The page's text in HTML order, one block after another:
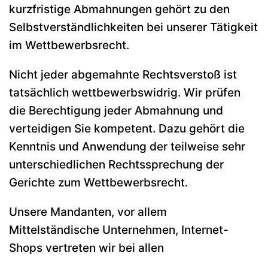
kurzfristige Abmahnungen gehört zu den
Selbstverständlichkeiten bei unserer Tätigkeit
im Wettbewerbsrecht.
Nicht jeder abgemahnte Rechtsverstoß ist
tatsächlich wettbewerbswidrig. Wir prüfen
die Berechtigung jeder Abmahnung und
verteidigen Sie kompetent. Dazu gehört die
Kenntnis und Anwendung der teilweise sehr
unterschiedlichen Rechtssprechung der
Gerichte zum Wettbewerbsrecht.
Unsere Mandanten, vor allem
Mittelständische Unternehmen, Internet-
Shops vertreten wir bei allen